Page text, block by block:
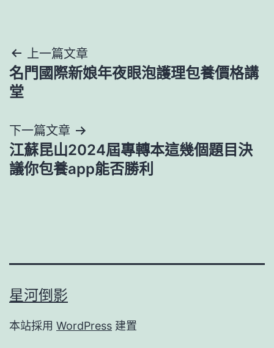
文
章
覽
上一篇文章
名門國際新娘年夜眼泡護理包養價格講
堂
下一篇文章
江蘇昆山2024屆專轉本這幾個題目決
議你包養app能否勝利
星河倒影
本站採用 WordPress 建置